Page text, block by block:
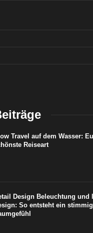
Travel auf dem Wasser:
Reiseart
Design Beleuchtung und
So entsteht ein